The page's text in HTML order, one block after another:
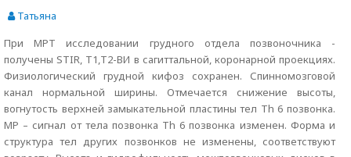
Татьяна
При МРТ исследовании грудного отдела позвоночника -
получены STIR, Т1,Т2-ВИ в сагиттальной, коронарной проекциях.
Физиологический грудной кифоз сохранен. Спинномозговой
канал нормальной ширины. Отмечается снижение высоты,
вогнутость верхней замыкательной пластины тел Th 6 позвонка.
МР – сигнал от тела позвонка Th 6 позвонка изменен. Форма и
структура тел других позвонков не изменены, соответствуют